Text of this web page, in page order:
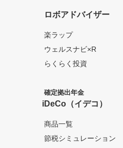
ロボアドバイザー
楽ラップ
ウェルスナビ×R
らくらく投資
確定拠出年金
iDeCo（イデコ）
商品一覧
節税シミュレーション